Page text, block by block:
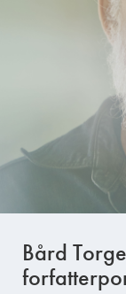
Bård